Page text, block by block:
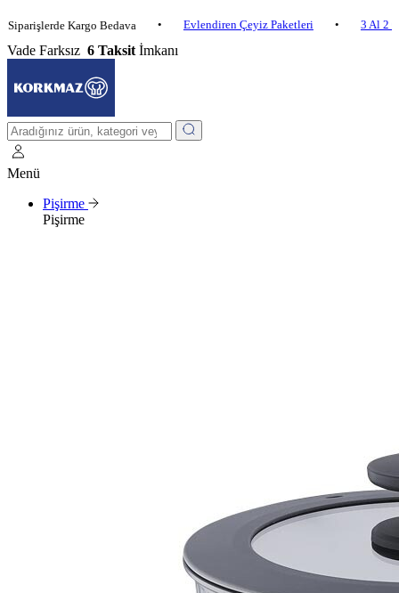
Kargo Bedava • Evlendiren Çeyiz Paketleri • 3 Al 2 Öde
Vade Farksız 6 Taksit İmkanı
Menü
Pişirme
Pişirme